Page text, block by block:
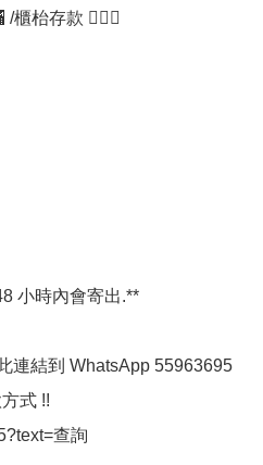
櫃枱存款 💁🏼‍♀
小時內會寄出.**
連結到 WhatsApp 55963695
式 !!
查詢